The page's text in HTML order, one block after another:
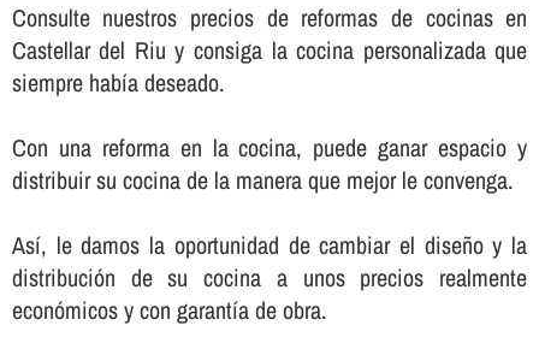
Consulte nuestros precios de reformas de cocinas en
Castellar del Riu y consiga la cocina personalizada que
siempre habí­a deseado.
Con una reforma en la cocina, puede ganar espacio y
distribuir su cocina de la manera que mejor le convenga.
Así­, le damos la oportunidad de cambiar el diseño y la
distribución de su cocina a unos precios realmente
económicos y con garantí­a de obra.